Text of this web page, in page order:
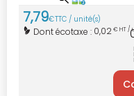
7,79€TTC / unité(s)
Dont écotaxe : 0,02€ HT /